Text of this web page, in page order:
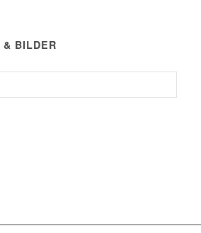
& BILDER